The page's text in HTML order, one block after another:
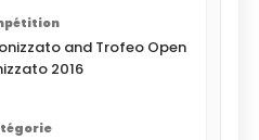
and Trofeo Open
2016